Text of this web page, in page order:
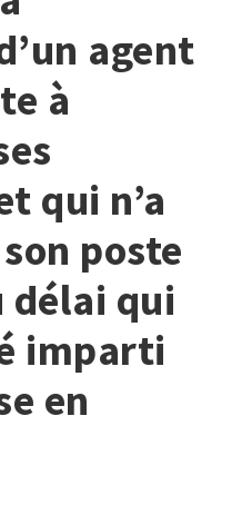
agent
à
qui n’a
poste
délai qui
imparti
en